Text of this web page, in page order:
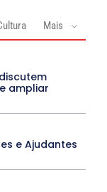
Mais
ampliar
e Ajudantes